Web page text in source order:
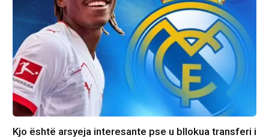
Kjo është arsyeja interesante pse u bllokua transferi i